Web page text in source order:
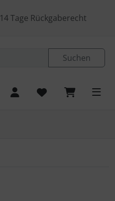
14 Tage Rückgaberecht
Suchen